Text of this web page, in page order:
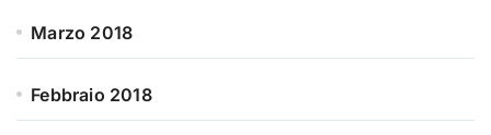
Marzo 2018
Febbraio 2018